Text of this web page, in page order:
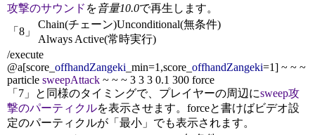
攻撃のサウンド を音量10.0で再生します。
「8」
Chain(チェーン)Unconditional(無条件)
Always Active(常時実行)
/execute
@a[score_ offhandZangeki _min=1,score_ offhandZangeki=1] ~ ~ ~
particle sweepAttack ~ ~ ~ 3 3 3 0.1 300 force
「7」と同様のタイミングで、プレイヤーの周辺にsweep攻
撃のパーティクルを表示させます。 forceと書けばビデオ設
定のパーティクルが「最小」でも表示されます。